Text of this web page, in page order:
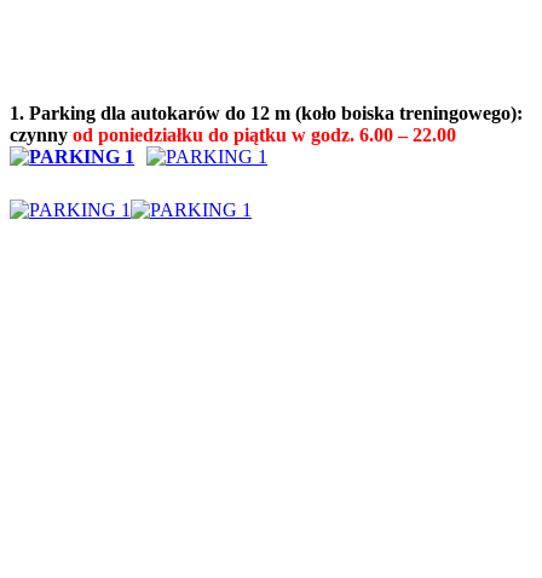
1. Parking dla autokarów do 12 m (koło boiska treningowego):
czynny od poniedziałku do piątku w godz. 6.00 – 22.00